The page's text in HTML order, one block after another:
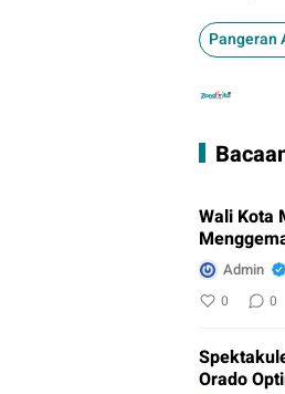
Wali Kota
Admin
0 0
Orado